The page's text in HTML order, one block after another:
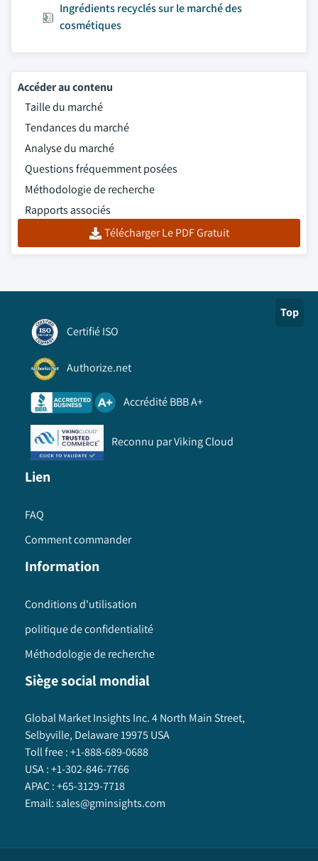
Ingrédients recyclés sur le marché des
cosmétiques
Accéder au contenu
Taille du marché
Tendances du marché
Analyse du marché
Questions fréquemment posées
Méthodologie de recherche
Rapports associés
Télécharger Le PDF Gratuit
Top
Certifié ISO
Authorize.net
Accrédité BBB A+
Reconnu par Viking Cloud
Lien
FAQ
Comment commander
Information
Conditions d'utilisation
politique de confidentialité
Méthodologie de recherche
Siège social mondial
Global Market Insights Inc. 4 North Main Street,
Selbyville, Delaware 19975 USA
Toll free :+1-888-689-0688
USA :+1-302-846-7766
APAC :+65-3129-7718
Email:sales@gminsights.com